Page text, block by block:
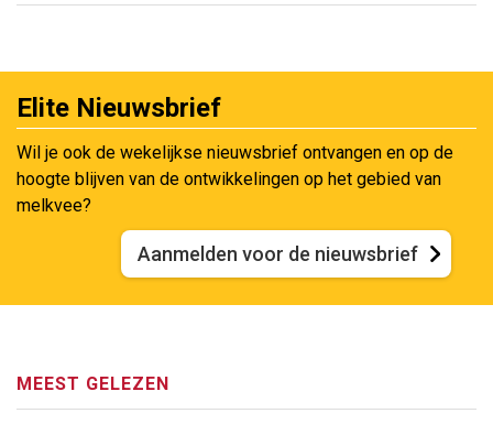
Elite Nieuwsbrief
Wil je ook de wekelijkse nieuwsbrief ontvangen en op de
hoogte blijven van de ontwikkelingen op het gebied van
melkvee?
Aanmelden voor de nieuwsbrief
MEEST GELEZEN